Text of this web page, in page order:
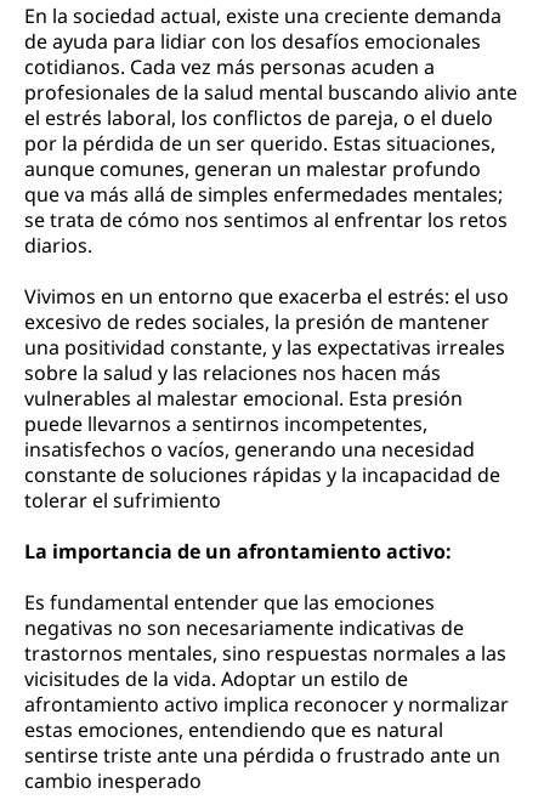
En la sociedad actual, existe una creciente demanda
de ayuda para lidiar con los desafíos emocionales
cotidianos. Cada vez más personas acuden a
profesionales de la salud mental buscando alivio ante
el estrés laboral, los conflictos de pareja, o el duelo
por la pérdida de un ser querido. Estas situaciones,
aunque comunes, generan un malestar profundo
que va más allá de simples enfermedades mentales;
se trata de cómo nos sentimos al enfrentar los retos
diarios.
Vivimos en un entorno que exacerba el estrés: el uso
excesivo de redes sociales, la presión de mantener
una positividad constante, y las expectativas irreales
sobre la salud y las relaciones nos hacen más
vulnerables al malestar emocional. Esta presión
puede llevarnos a sentirnos incompetentes,
insatisfechos o vacíos, generando una necesidad
constante de soluciones rápidas y la incapacidad de
tolerar el sufrimiento
La importancia de un afrontamiento activo:
Es fundamental entender que las emociones
negativas no son necesariamente indicativas de
trastornos mentales, sino respuestas normales a las
vicisitudes de la vida. Adoptar un estilo de
afrontamiento activo implica reconocer y normalizar
estas emociones, entendiendo que es natural
sentirse triste ante una pérdida o frustrado ante un
cambio inesperado​